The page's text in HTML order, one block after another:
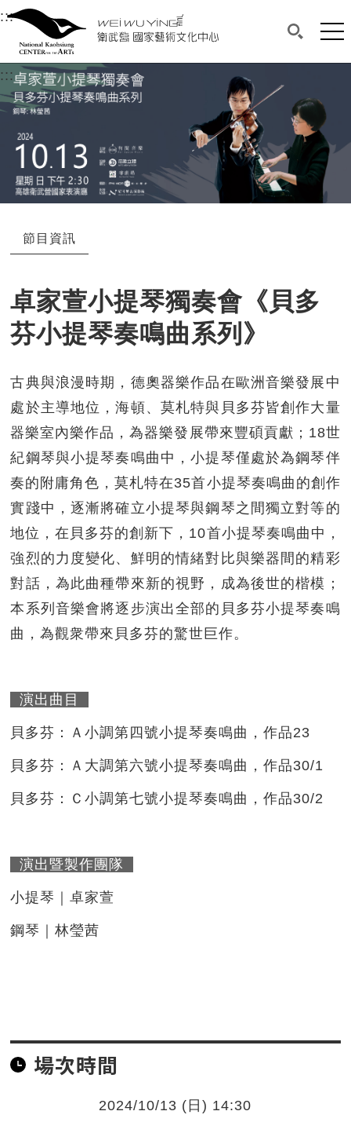
衛武營國家藝術文化中心
中央內容區塊，為本頁主要內容區。
:::選單連結區塊，此區塊列有本網站主要連結。
衛武營國家藝術文化中心
搜尋(開
網
::: 中央內容區塊，為本頁主要內容區。
節目資訊
卓家萱小提琴獨奏會《貝多
芬小提琴奏鳴曲系列》
古典與浪漫時期，德奧器樂作品在歐洲音樂發展中
處於主導地位，海頓、莫札特與貝多芬皆創作大量
器樂室內樂作品，為器樂發展帶來豐碩貢獻；18世
紀鋼琴與小提琴奏鳴曲中，小提琴僅處於為鋼琴伴
奏的附庸角色，莫札特在35首小提琴奏鳴曲的創作
實踐中，逐漸將確立小提琴與鋼琴之間獨立對等的
地位，在貝多芬的創新下，10首小提琴奏鳴曲中，
強烈的力度變化、鮮明的情緒對比與樂器間的精彩
對話，為此曲種帶來新的視野，成為後世的楷模；
本系列音樂會將逐步演出全部的貝多芬小提琴奏鳴
曲，為觀衆帶來貝多芬的驚世巨作。
演出曲目
貝多芬：Ａ小調第四號小提琴奏鳴曲，作品23
貝多芬：Ａ大調第六號小提琴奏鳴曲，作品30/1
貝多芬：Ｃ小調第七號小提琴奏鳴曲，作品30/2
演出暨製作團隊
小提琴｜卓家萱
鋼琴｜林瑩茜
場次時間
2024/10/13 (日) 14:30